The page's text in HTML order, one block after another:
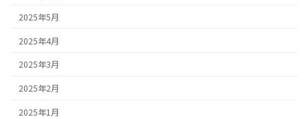
2025年5月
2025年4月
2025年3月
2025年2月
2025年1月